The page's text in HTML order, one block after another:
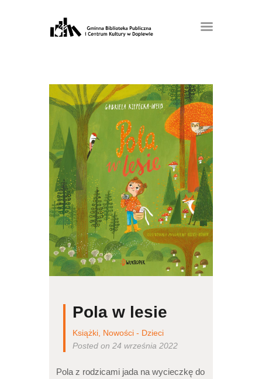
Pola w lesie
Książki, Nowości - Dzieci
Posted on 24 września 2022
Pola z rodzicami jada na wycieczkę do